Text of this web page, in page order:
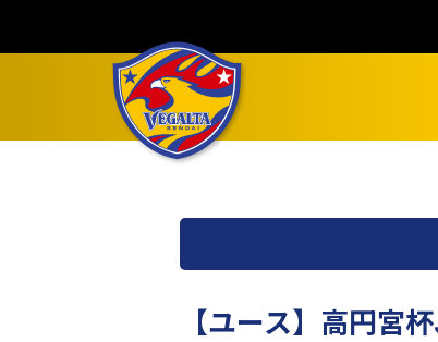
【ユース】高円宮